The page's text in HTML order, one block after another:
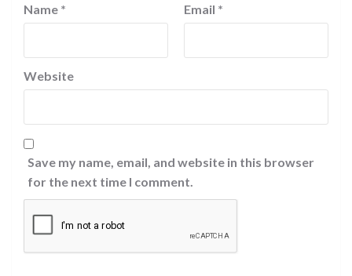
Name * Email *
Website
Save my name, email, and website in this browser
for the next time I comment.